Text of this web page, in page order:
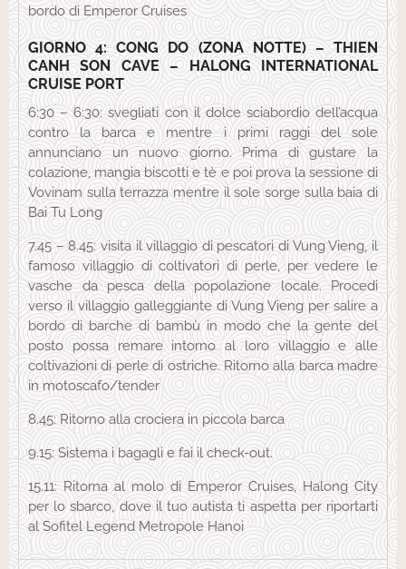
bordo di Emperor Cruises
GIORNO 4: CONG DO (ZONA NOTTE) – THIEN
CANH SON CAVE – HALONG INTERNATIONAL
CRUISE PORT
6:30 – 6:30: svegliati con il dolce sciabordio dell’acqua
contro la barca e mentre i primi raggi del sole
annunciano un nuovo giorno. Prima di gustare la
colazione, mangia biscotti e tè e poi prova la sessione di
Vovinam sulla terrazza mentre il sole sorge sulla baia di
Bai Tu Long
7.45 – 8.45: visita il villaggio di pescatori di Vung Vieng, il
famoso villaggio di coltivatori di perle, per vedere le
vasche da pesca della popolazione locale. Procedi
verso il villaggio galleggiante di Vung Vieng per salire a
bordo di barche di bambù in modo che la gente del
posto possa remare intorno al loro villaggio e alle
coltivazioni di perle di ostriche. Ritorno alla barca madre
in motoscafo/tender
8.45: Ritorno alla crociera in piccola barca
9.15: Sistema i bagagli e fai il check-out.
15.11: Ritorna al molo di Emperor Cruises, Halong City
per lo sbarco, dove il tuo autista ti aspetta per riportarti
al Sofitel Legend Metropole Hanoi